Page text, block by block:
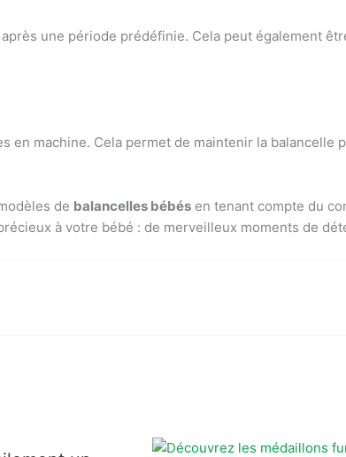
une période prédéfinie. Cela peut également
en machine. Cela permet de maintenir la balancelle
de balancelles bébés en tenant compte du
à votre bébé : de merveilleux moments de